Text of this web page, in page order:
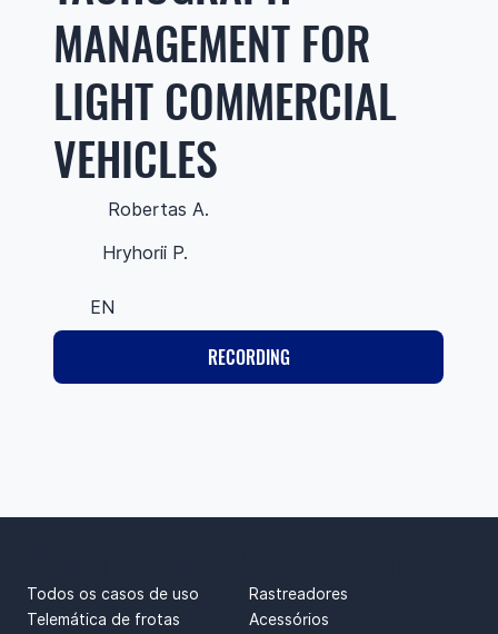
MANAGEMENT FOR
LIGHT COMMERCIAL
VEHICLES
Robertas A.
Hryhorii P.
EN
RECORDING
Todos os casos de uso
Telemática de frotas
Rastreadores
Acessórios